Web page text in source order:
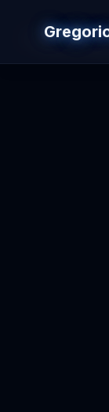
Volver a